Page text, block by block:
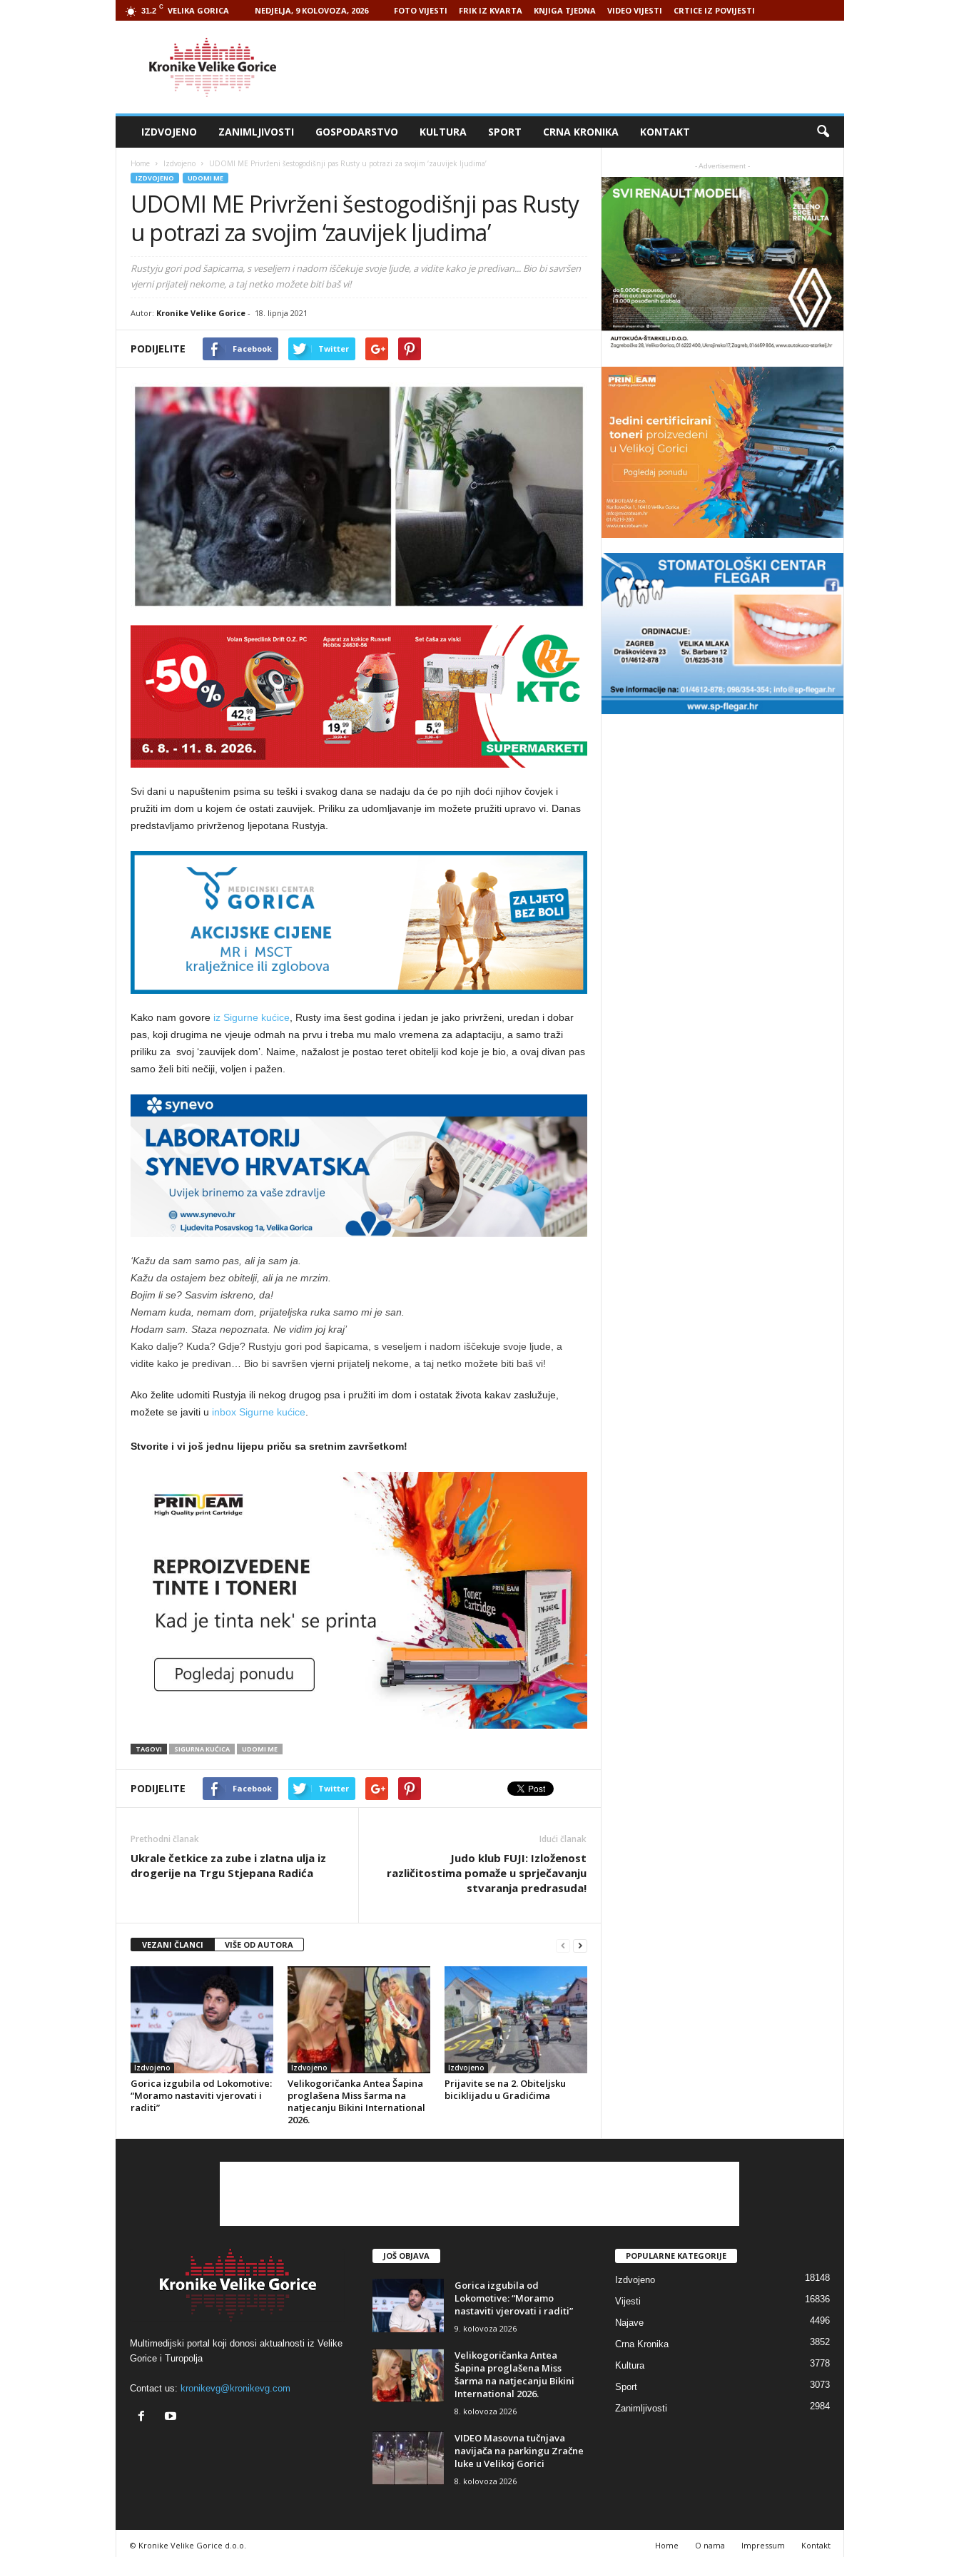
31.2 C VELIKA GORICA NEDJELJA, 9 KOLOVOZA, 2026 FOTO VIJESTI FRIK IZ KVARTA KNJIGA TJEDNA VIDEO VIJESTI CRTICE IZ POVIJESTI
IZDVOJENO ZANIMLJIVOSTI GOSPODARSTVO KULTURA SPORT CRNA KRONIKA KONTAKT
Home Izdvojeno UDOMI ME Privrženi šestogodišnji pas Rusty u potrazi za svojim ‘zauvijek ljudima’
IZDVOJENO UDOMI ME
UDOMI ME Privrženi šestogodišnji pas Rusty
u potrazi za svojim ‘zauvijek ljudima’
Rustyju gori pod šapicama, s veseljem i nadom iščekuje svoje ljude, a vidite kako je predivan... Bio bi savršen
vjerni prijatelj nekome, a taj netko možete biti baš vi!
Autor: Kronike Velike Gorice- 18. lipnja 2021
PODIJELITE Facebook Twitter
Svi dani u napuštenim psima su teški i svakog dana se nadaju da će po njih doći njihov čovjek i
pružiti im dom u kojem će ostati zauvijek. Priliku za udomljavanje im možete pružiti upravo vi. Danas
predstavljamo privrženog ljepotana Rustyja.
Kako nam govore iz Sigurne kućice , Rusty ima šest godina i jedan je jako privrženi, uredan i dobar
pas, koji drugima ne vjeuje odmah na prvu i treba mu malo vremena za adaptaciju, a samo traži
priliku za svoj ‘zauvijek dom’. Naime, nažalost je postao teret obitelji kod koje je bio, a ovaj divan pas
samo želi biti nečiji, voljen i pažen.
‘Kažu da sam samo pas, ali ja sam ja.
Kažu da ostajem bez obitelji, ali ja ne mrzim.
Bojim li se? Sasvim iskreno, da!
Nemam kuda, nemam dom, prijateljska ruka samo mi je san.
Hodam sam. Staza nepoznata. Ne vidim joj kraj’
Kako dalje? Kuda? Gdje? Rustyju gori pod šapicama, s veseljem i nadom iščekuje svoje ljude, a
vidite kako je predivan… Bio bi savršen vjerni prijatelj nekome, a taj netko možete biti baš vi!
Ako želite udomiti Rustyja ili nekog drugog psa i pružiti im dom i ostatak života kakav zaslužuje,
možete se javiti u inbox Sigurne kućice
Stvorite i vi još jednu lijepu priču sa sretnim završetkom!
TAGOVI SIGURNA KUĆICA UDOMI ME
PODIJELITE Facebook Twitter
Prethodni članak
Ukrale četkice za zube i zlatna ulja iz
drogerije na Trgu Stjepana Radića
Idući članak
Judo klub FUJI: Izloženost
različitostima pomaže u sprječavanju
stvaranja predrasuda!
VEZANI ČLANCI VIŠE OD AUTORA
Izdvojeno
Gorica izgubila od Lokomotive:
“Moramo nastaviti vjerovati i
raditi”
Izdvojeno
Velikogoričanka Antea Šapina
proglašena Miss šarma na
natjecanju Bikini International
2026.
Izdvojeno
Prijavite se na 2. Obiteljsku
biciklijadu u Gradićima
- Advertisement -
Multimedijski portal koji donosi aktualnosti iz Velike
Gorice i Turopolja
Contact us: kronikevg@kronikevg.com
JOŠ OBJAVA
Gorica izgubila od
Lokomotive: “Moramo
nastaviti vjerovati i raditi”
9. kolovoza 2026
Velikogoričanka Antea
Šapina proglašena Miss
šarma na natjecanju Bikini
International 2026.
8. kolovoza 2026
VIDEO Masovna tučnjava
navijača na parkingu Zračne
luke u Velikoj Gorici
8. kolovoza 2026
POPULARNE KATEGORIJE
Izdvojeno 18148
Vijesti 16836
Najave 4496
Crna Kronika 3852
Kultura 3778
Sport 3073
Zanimljivosti 2984
Home O nama Impressum Kontakt
© Kronike Velike Gorice d.o.o.